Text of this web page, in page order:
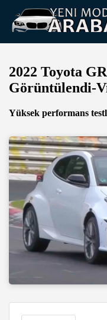
2022 Toyota
Görüntülendi-
Yüksek performans